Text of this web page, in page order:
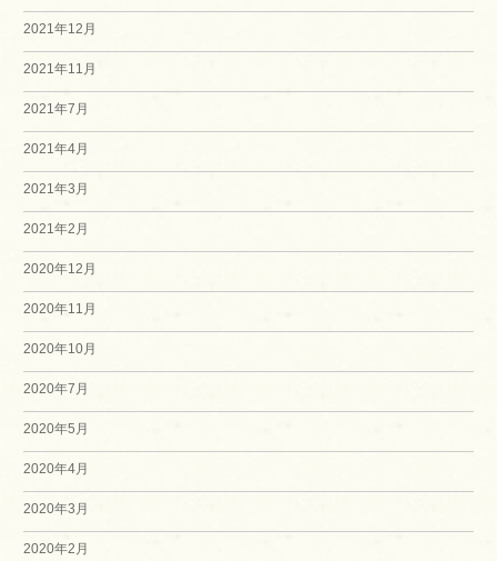
2021年12月
2021年11月
2021年7月
2021年4月
2021年3月
2021年2月
2020年12月
2020年11月
2020年10月
2020年7月
2020年5月
2020年4月
2020年3月
2020年2月